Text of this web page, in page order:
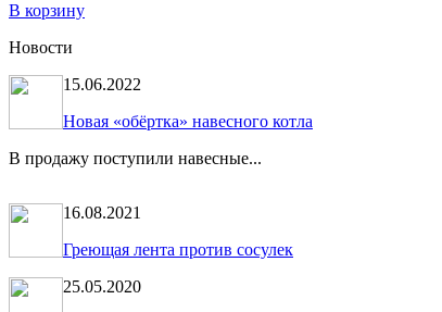
В корзину
Новости
15.06.2022
Новая «обёртка» навесного котла
В продажу поступили навесные...
16.08.2021
Греющая лента против сосулек
25.05.2020